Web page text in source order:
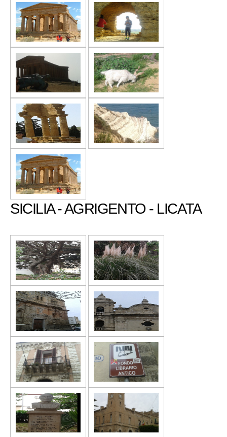
SICILIA - AGRIGENTO - LICATA